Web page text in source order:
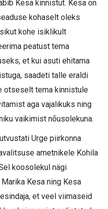
Kesa kinnistut. Kesa on
kohaselt oleks
kohe isiklikult
peatust tema
et kui asuti ehitama
saadeti talle eraldi
otseselt tema kinnistule
aga vajalikuks ning
vaikimist nõusolekuna.
Urge piirkonna
ametnikele Kohila
koosolekul nägi
Kesa ning Kesa
et veel viimaseid